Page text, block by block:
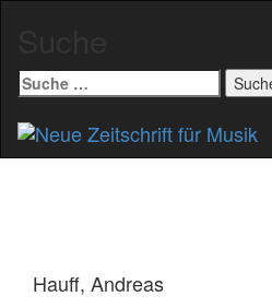
Suche
nach:
Hauff, Andreas